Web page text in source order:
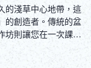
的淺草中心地帶，這
的創造者。傳統的盆
坊則讓您在一次課程
翠綠的作品。在經
出屬於您自己的獨